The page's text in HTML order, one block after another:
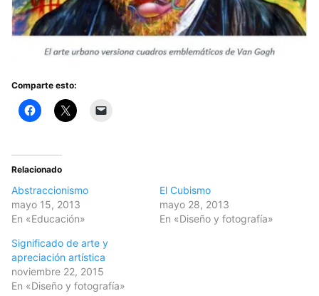
Comparte esto:
Relacionado
Abstraccionismo
mayo 15, 2013
En «Educación»
El Cubismo
mayo 28, 2013
En «Diseño y fotografía»
Significado de arte y
apreciación artística
noviembre 22, 2015
En «Diseño y fotografía»